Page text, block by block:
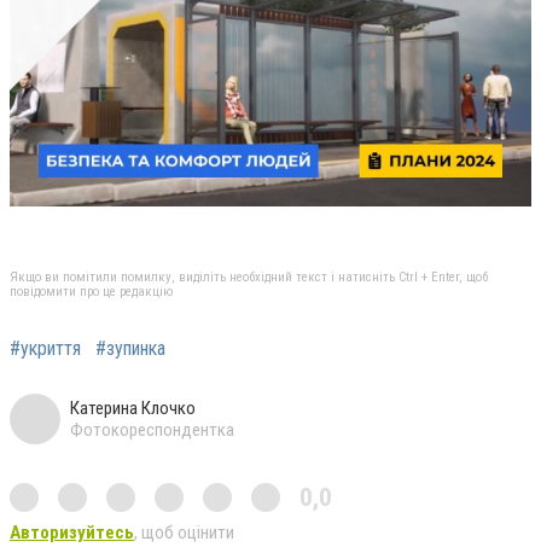
Якщо ви помітили помилку, виділіть необхідний текст і натисніть Ctrl + Enter, щоб
повідомити про це редакцію
#укриття #зупинка
Катерина Клочко
Фотокореспондентка
0,0
Авторизуйтесь, щоб оцінити